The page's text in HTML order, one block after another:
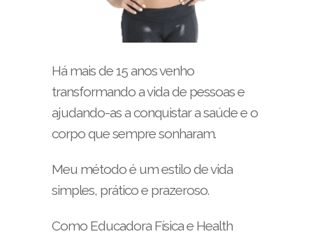
Há mais de 15 anos venho
transformando a vida de pessoas e
ajudando-as a conquistar a saúde e o
corpo que sempre sonharam.
Meu método é um estilo de vida
simples, prático e prazeroso.
Como Educadora Física e Health